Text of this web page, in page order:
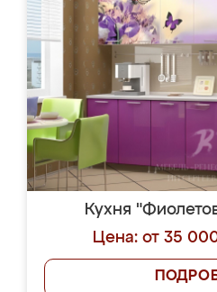
Кухня
Цена: от 35